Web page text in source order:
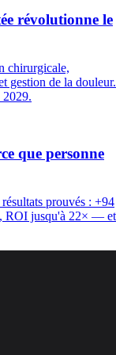
révolutionne le
chirurgicale,
gestion de la douleur.
2029.
que personne
prouvés : +94
ROI jusqu'à 22× — et